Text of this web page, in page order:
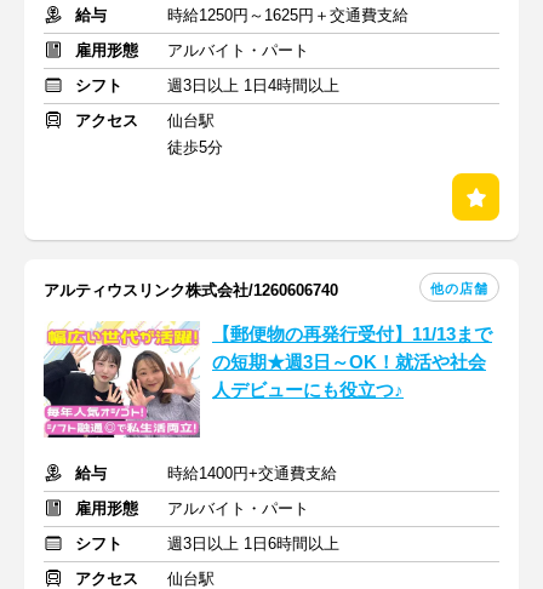
給与
時給1250円～1625円＋交通費支給
雇用形態
アルバイト・パート
シフト
週3日以上 1日4時間以上
アクセス
仙台駅
徒歩5分
アルティウスリンク株式会社/1260606740 他の店舗
【郵便物の再発行受付】11/13まで
の短期★週3日～OK！就活や社会
人デビューにも役立つ♪
給与
時給1400円+交通費支給
雇用形態
アルバイト・パート
シフト
週3日以上 1日6時間以上
アクセス
仙台駅